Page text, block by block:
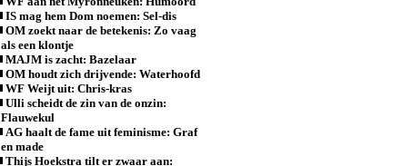
IS mag hem Dom noemen: Sel-dis
OM zoekt naar de betekenis: Zo vaag
als een klontje
MAJM is zacht: Bazelaar
OM houdt zich drijvende: Waterhoofd
WF Weijt uit: Chris-kras
Ulli scheidt de zin van de onzin:
Flauwekul
AG haalt de fame uit feminisme: Graf
en made
Thijs Hoekstra tilt er zwaar aan: